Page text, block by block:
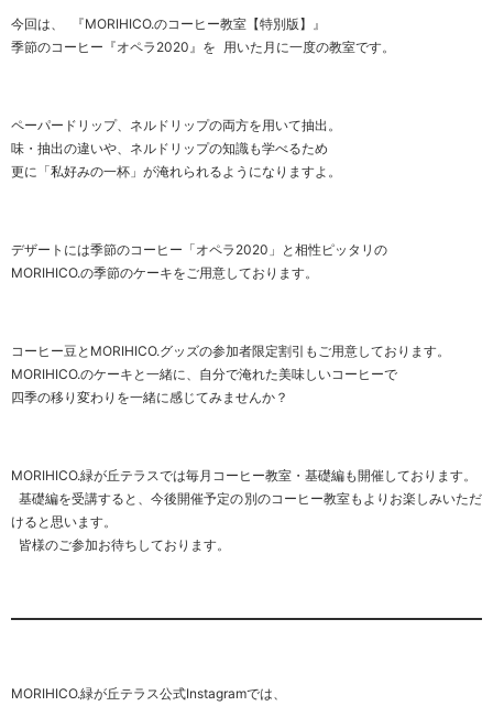
今回は、 『MORIHICO.のコーヒー教室【特別版】』
季節のコーヒー『オペラ2020』を 用いた月に一度の教室です。
ペーパードリップ、ネルドリップの両方を用いて抽出。
味・抽出の違いや、ネルドリップの知識も学べるため
更に「私好みの一杯」が淹れられるようになりますよ。
デザートには季節のコーヒー「オペラ2020」と相性ピッタリの
MORIHICO.の季節のケーキをご用意しております。
コーヒー豆とMORIHICO.グッズの参加者限定割引もご用意しております。
MORIHICO.のケーキと一緒に、自分で淹れた美味しいコーヒーで
四季の移り変わりを一緒に感じてみませんか？
MORIHICO.緑が丘テラスでは毎月コーヒー教室・基礎編も開催しております。
基礎編を受講すると、今後開催予定の別のコーヒー教室もよりお楽しみいただ
けると思います。
皆様のご参加お待ちしております。
MORIHICO.緑が丘テラス公式Instagramでは、